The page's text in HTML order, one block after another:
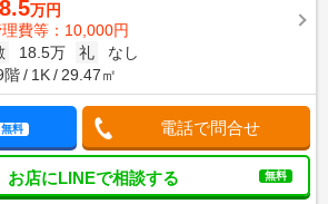
万円
費等：10,000円
18.5万 礼
なし
階
1K 29.47㎡
無料 電話で問合せ
お店にLINEで相談する 無料